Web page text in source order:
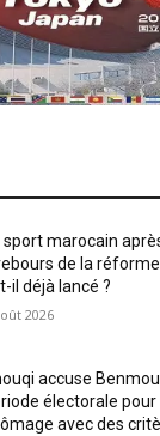
sport marocain
de la
il déjà lancé ?
2026
accuse
électorale
avec des